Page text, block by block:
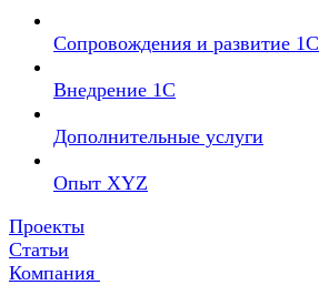
Сопровождения и развитие 1С
Внедрение 1С
Дополнительные услуги
Опыт XYZ
Проекты
Статьи
Компания